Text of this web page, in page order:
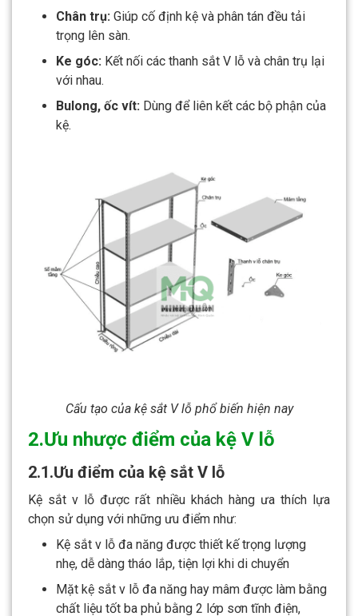
Chân trụ: Giúp cố định kệ và phân tán đều tải
trọng lên sàn.
Ke góc: Kết nối các thanh sắt V lỗ và chân trụ lại
với nhau.
Bulong, ốc vít: Dùng để liên kết các bộ phận của
kệ.
Cấu tạo của kệ sắt V lỗ phổ biến hiện nay
2.Ưu nhược điểm của kệ V lỗ
2.1.Ưu điểm của kệ sắt V lỗ
Kệ sắt v lỗ được rất nhiều khách hàng ưa thích lựa
chọn sử dụng với những ưu điểm như:
Kệ sắt v lỗ đa năng được thiết kế trọng lượng
nhẹ, dễ dàng tháo lắp, tiện lợi khi di chuyển
Mặt kệ sắt v lỗ đa năng hay mâm được làm bằng
chất liệu tốt ba phủ bằng 2 lớp sơn tĩnh điện,